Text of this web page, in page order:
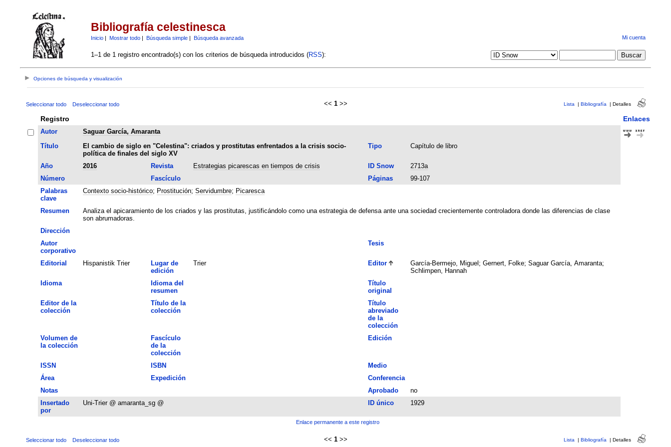
Bibliografía celestinesca
Inicio| Mostrar todo| Búsqueda simple| Búsqueda avanzada Mi cuenta
1–1 de 1 registro encontrado(s) con los criterios de búsqueda introducidos (RSS):
Opciones de búsqueda y visualización
Seleccionar todo Deseleccionar todo << 1 >> Lista | Bibliografía | Detalles
Registro Enlaces
Autor
Saguar García, Amaranta
Título
El cambio de siglo en "Celestina": criados y prostitutas enfrentados a la crisis socio-
política de finales del siglo XV
Tipo Capítulo de libro
Año 2016 Revista Estrategias picarescas en tiempos de crisis ID Snow
2713a
Número
Fascículo Páginas
99-107
Palabras
clave
Contexto socio-histórico; Prostitución; Servidumbre; Picaresca
Resumen
Analiza el apicaramiento de los criados y las prostitutas, justificándolo como una estrategia de defensa ante una sociedad crecientemente controladora donde las diferencias de clase
son abrumadoras.
Dirección
Autor
corporativo
Tesis
Editorial Hispanistik Trier
Lugar de
edición
Trier Editor
García-Bermejo, Miguel; Gernert, Folke; Saguar García, Amaranta;
Schlimpen, Hannah
Idioma
Idioma del
resumen
Título
original
Editor de la
colección
Título de la
colección
Título
abreviado
de la
colección
Volumen de
la colección
Fascículo
de la
colección
Edición
ISSN ISBN
Medio
Área
Expedición
Conferencia
Notas
Aprobado
no
Insertado
por
Uni-Trier @ amaranta_sg @ ID único 1929
Enlace permanente a este registro
Seleccionar todo Deseleccionar todo << 1 >> Lista | Bibliografía | Detalles